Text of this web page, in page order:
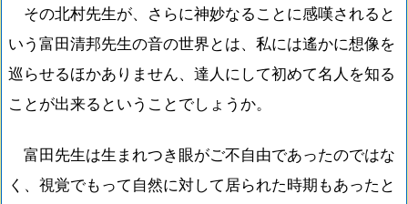
その北村先生が、さらに神妙なることに感嘆されると
いう富田清邦先生の音の世界とは、私には遙かに想像を
巡らせるほかありません、達人にして初めて名人を知る
ことが出来るということでしょうか。
富田先生は生まれつき眼がご不自由であったのではな
く、視覚でもって自然に対して居られた時期もあったと